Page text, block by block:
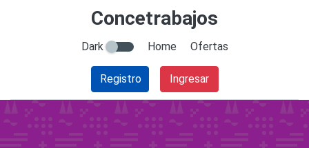
Concetrabajos
Dark Home Ofertas
Registro Ingresar